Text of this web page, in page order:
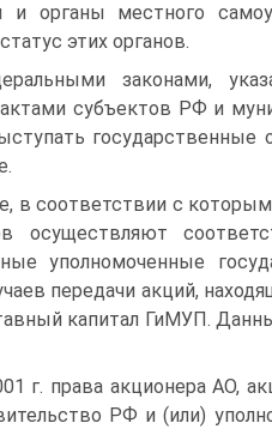
и органы местного
этих органов.
законами,
субъектов РФ и
государственные
в соответствии с
осуществляют
уполномоченные
передачи акций,
капитал ГиМУП.
г. права акционера АО,
РФ и (или)